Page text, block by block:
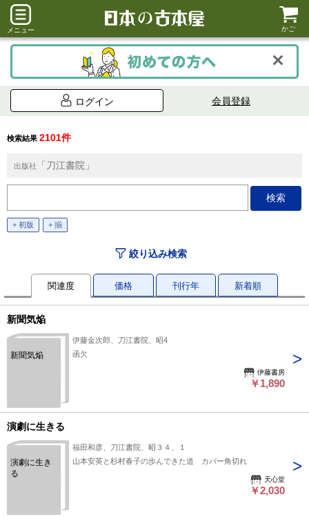
メニュー かご
ログイン 会員登録
検索結果 2101件
出版社 「刀江書院」
+ 初版 + 揃
絞り込み検索
関連度 価格 刊行年 新着順
新聞気焔
新聞気焔
伊藤金次郎、刀江書院、昭4
函欠
伊藤書房
￥1,890
演劇に生きる
演劇に生き
る
福田和彦、刀江書院、昭３４、１
山本安英と杉村春子の歩んできた道 カバー角切れ
天心堂
￥2,030